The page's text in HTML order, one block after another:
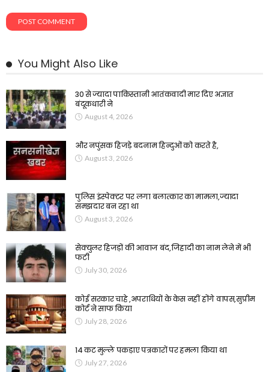
You Might Also Like
30 से ज्यादा पाकिस्तानी आतंकवादी मार दिए अज्ञात
बंदूकधारी ने
August 4, 2026
और नपुंसक हिजड़े बदनाम हिन्दुओं को करते है,
August 3, 2026
पुलिस इंस्पेक्टर पर लगा बलात्कार का मामला,ज्यादा
समझदार बन रहा था
August 3, 2026
सेक्युलर हिजड़ों की आवाज बंद,जिहादी का नाम लेने में भी
फटी
July 30, 2026
कोई सरकार चाहे ,अपराधियों के केस नहीं होंगे वापस,सुप्रीम
कोर्ट ने साफ किया
July 28, 2026
14 कट मुल्ले पकड़ाए पत्रकारों पर हमला किया था
July 27, 2026